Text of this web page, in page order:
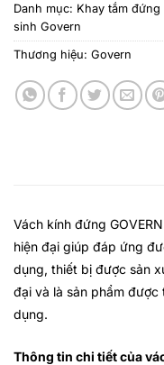
Danh mục: Khay tắm đứng
sinh Govern
Thương hiệu: Govern
Vách kính đứng GOVERN
hiện đại giúp đáp ứng
dụng, thiết bị được sản
đại và là sản phẩm
dụng.
Thông tin chi tiết của